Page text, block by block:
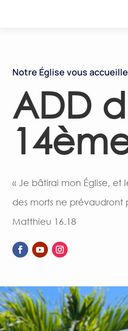
Notre Église vous accueille
ADD
« Je bâtirai mon Église, et
des morts ne prévaudront
Matthieu 16.18